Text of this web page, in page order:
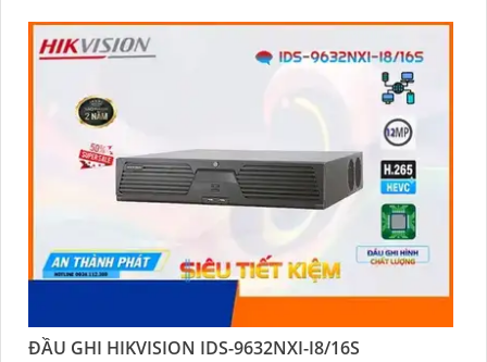
ĐẦU GHI HIKVISION IDS-9632NXI-I8/16S